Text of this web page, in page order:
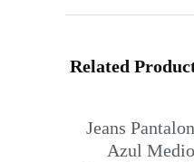
Related
Jeans
Azul Medio